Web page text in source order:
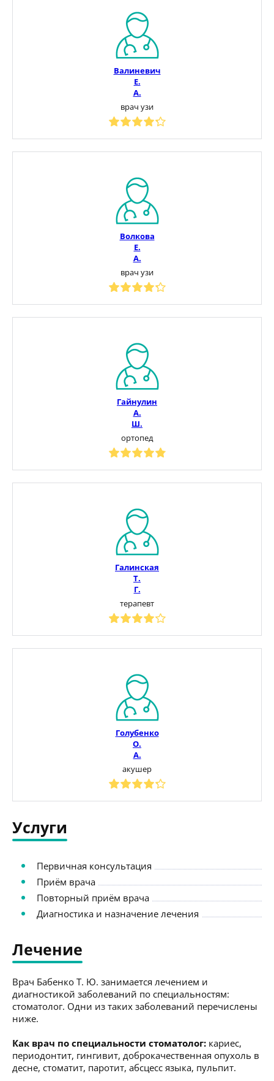
Валиневич
Е.
А.
врач узи
Волкова
Е.
А.
врач узи
Гайнулин
А.
Ш.
ортопед
Галинская
Т.
Г.
терапевт
Голубенко
О.
А.
акушер
Услуги
Первичная консультация
Приём врача
Повторный приём врача
Диагностика и назначение лечения
Лечение
Врач Бабенко Т. Ю. занимается лечением и
диагностикой заболеваний по специальностям:
стоматолог. Одни из таких заболеваний перечислены
ниже.
Как врач по специальности стоматолог: кариес,
периодонтит, гингивит, доброкачественная опухоль в
десне, стоматит, паротит, абсцесс языка, пульпит.